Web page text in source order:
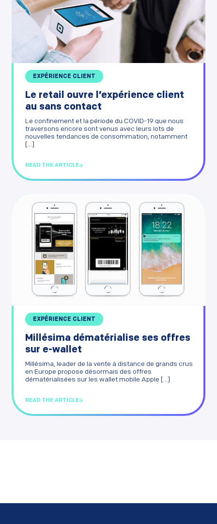
EXPÉRIENCE CLIENT
Le retail ouvre l’expérience client
au sans contact
Le confinement et la période du COVID-19 que nous
traversons encore sont venus avec leurs lots de
nouvelles tendances de consommation, notamment
[...]
READ THE ARTICLE
EXPÉRIENCE CLIENT
Millésima dématérialise ses offres
sur e-wallet
Millésima, leader de la vente à distance de grands crus
en Europe propose désormais des offres
dématérialisées sur les wallet mobile Apple [...]
READ THE ARTICLE